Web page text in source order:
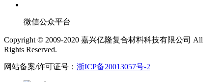
微信公众平台
Copyright © 2009-2020 嘉兴亿隆复合材料科技有限公司 All
Rights Reserved.
网站备案/许可证号： 浙ICP备20013057号-2